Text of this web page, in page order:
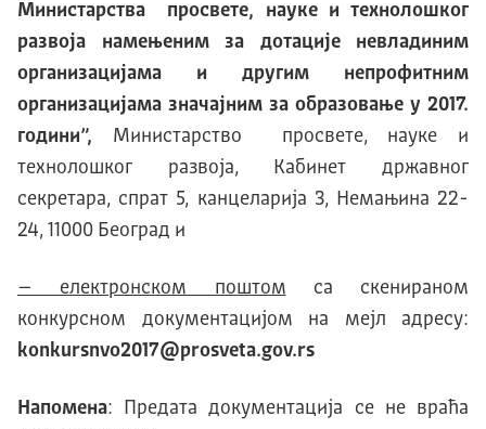
Министарства просвете, науке и технолошког
развоја намењеним за дотације невладиним
организацијама и другим непрофитним
организацијама значајним за образовање у 2017.
години”, Министарство просвете, науке и
технолошког развоја, Кабинет државног
секретара, спрат 5, канцеларија 3, Немањина 22-
24, 11000 Београд и
– електронском поштом са скенираном
конкурсном документацијом на мејл адресу:
konkursnvo2017@prosveta.gov.rs
Напомена: Предата документација се не враћа